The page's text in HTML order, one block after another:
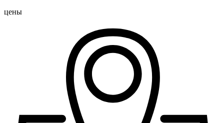
цены